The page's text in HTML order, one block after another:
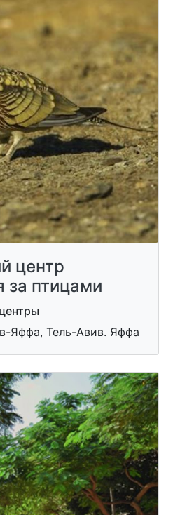
центр
за птицами
Яффа, Тель-Авив. Яффа